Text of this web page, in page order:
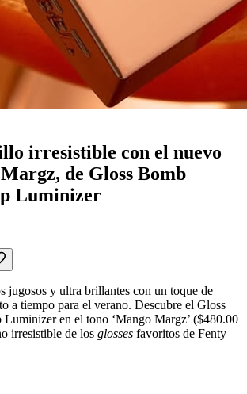
irresistible con el nuevo
de Gloss Bomb
Luminizer
jugosos y ultra brillantes con un toque de
a tiempo para el verano. Descubre el Gloss
en el tono ‘Mango Margz’ ($480.00
irresistible de los glosses favoritos de Fenty